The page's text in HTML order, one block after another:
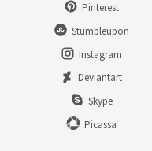
Pinterest
Stumbleupon
Instagram
Deviantart
Skype
Picassa